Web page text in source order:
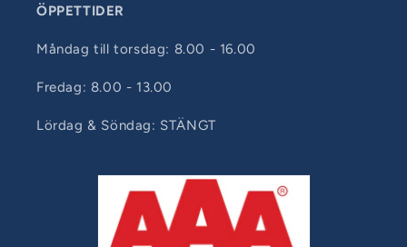
ÖPPETTIDER
Måndag till torsdag: 8.00 - 16.00
Fredag: 8.00 - 13.00
Lördag & Söndag: STÄNGT